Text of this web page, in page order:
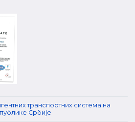
транспортних система на
Србије